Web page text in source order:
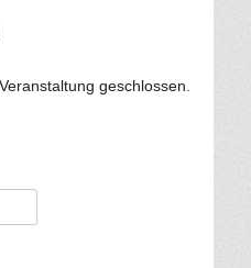
geschlossen.